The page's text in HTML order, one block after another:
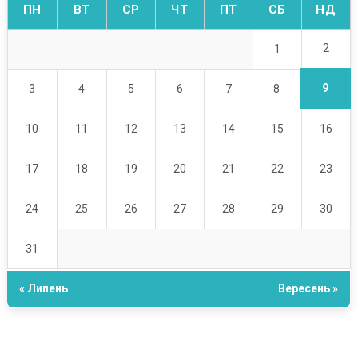
ПН ВТ СР ЧТ ПТ СБ НД
1 2
3 4 5 6 7 8 9
10 11 12 13 14 15 16
17 18 19 20 21 22 23
24 25 26 27 28 29 30
31
« Липень Вересень »